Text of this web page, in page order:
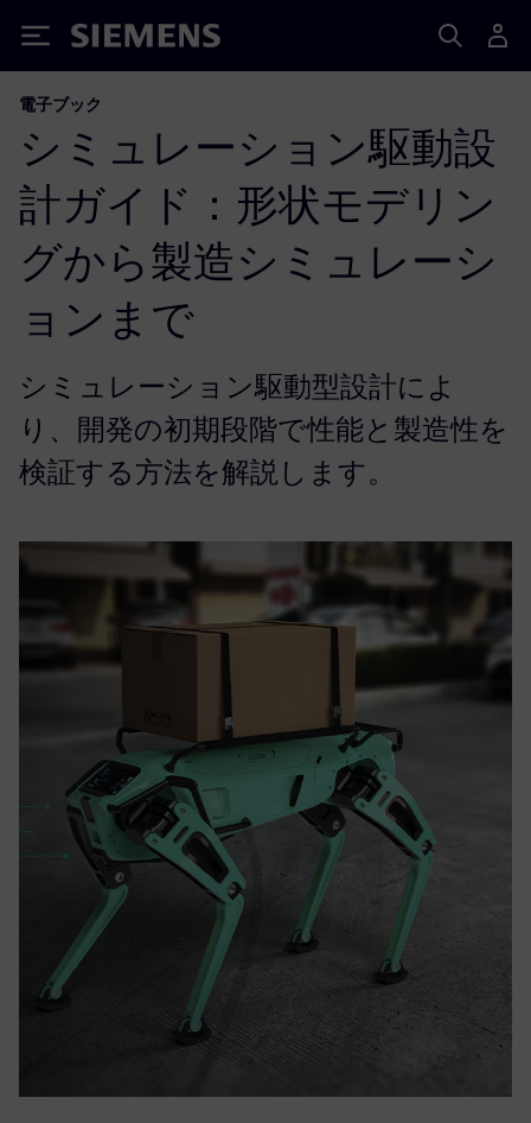
Siemens
電子ブック
シミュレーション駆動設
計ガイド：形状モデリン
グから製造シミュレーシ
ョンまで
シミュレーション駆動型設計によ
り、開発の初期段階で性能と製造性を
検証する方法を解説します。